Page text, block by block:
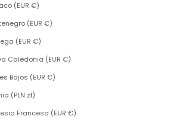
(EUR €)
(EUR €)
(EUR €)
Caledonia (EUR €)
Bajos (EUR €)
(PLN zł)
Francesa (EUR €)